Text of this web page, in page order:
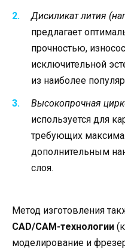
Дисиликат лития
предлагает
прочностью,
исключительной
из наиболее
Высокопрочная
используется для
требующих
дополнительным
слоя.
Метод изготовления
CAD/CAM-технологии
моделирование и